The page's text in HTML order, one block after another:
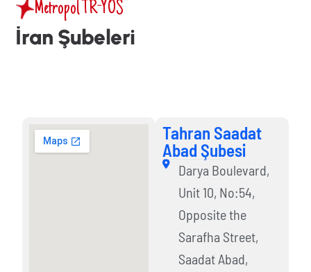
Metropol TR-YÖS
İran Şubeleri
Tahran Saadat
Abad Şubesi
Darya Boulevard,
Unit 10, No:54,
Opposite the
Sarafha Street,
Saadat Abad,